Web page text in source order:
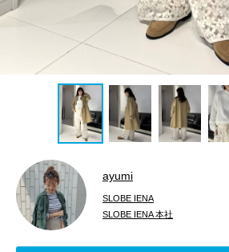
ayumi
SLOBE IENA
SLOBE IENA 本社